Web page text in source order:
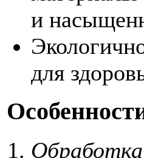
и
для
Обработка